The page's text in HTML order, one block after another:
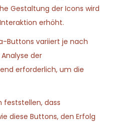
Gestaltung der Icons wird
erhöht.
Buttons variiert je nach
der
erforderlich, um die
feststellen, dass
diese Buttons, den Erfolg